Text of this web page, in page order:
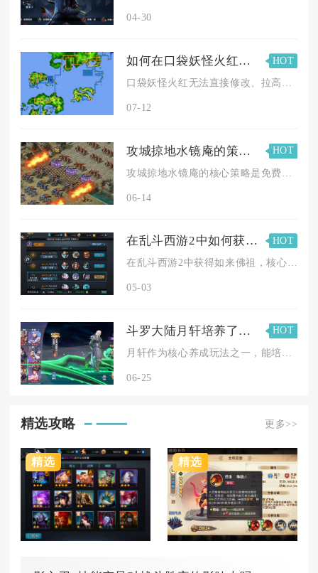
04-30
如何在口袋妖怪火红中快速提升个体值
HOT
07-12
攻城掠地水镜庵的策略是什么
HOT
06-14
在乱斗西游2中如何获得如来佛祖
HOT
在乱斗西游2中获得如来佛祖，核心途径是累计集齐630个如来佛...
05-03
斗罗大陆月轩培养了哪些杰出的学生
HOT
06-25
精选攻略 更多>>
精选 精选